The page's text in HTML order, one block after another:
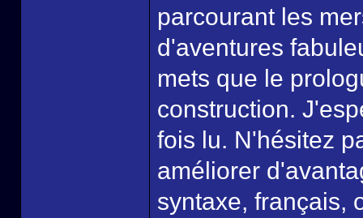
parcourant les
d'aventures
mets que le
construction.
fois lu. N'hésitez
améliorer
syntaxe, français,